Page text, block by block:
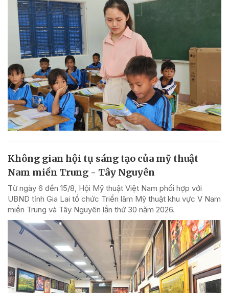
Không gian hội tụ sáng tạo của mỹ thuật
Nam miền Trung - Tây Nguyên
Từ ngày 6 đến 15/8, Hội Mỹ thuật Việt Nam phối hợp với
UBND tỉnh Gia Lai tổ chức Triển lãm Mỹ thuật khu vực V Nam
miền Trung và Tây Nguyên lần thứ 30 năm 2026.